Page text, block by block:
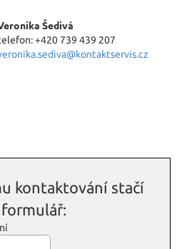
Šedivá
+420 739 439 207
kontaktování stačí